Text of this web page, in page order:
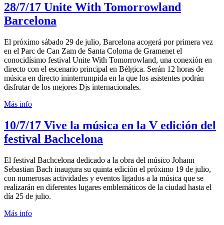
28/7/17 Unite With Tomorrowland
Barcelona
El próximo sábado 29 de julio, Barcelona acogerá por primera vez
en el Parc de Can Zam de Santa Coloma de Gramenet el
conocidísimo festival Unite With Tomorrowland, una conexión en
directo con el escenario principal en Bélgica. Serán 12 horas de
música en directo ininterrumpida en la que los asistentes podrán
disfrutar de los mejores Djs internacionales.
Más info
10/7/17 Vive la música en la V edición del
festival Bachcelona
El festival Bachcelona dedicado a la obra del músico Johann
Sebastian Bach inaugura su quinta edición el próximo 19 de julio,
con numerosas actividades y eventos ligados a la música que se
realizarán en diferentes lugares emblemáticos de la ciudad hasta el
día 25 de julio.
Más info